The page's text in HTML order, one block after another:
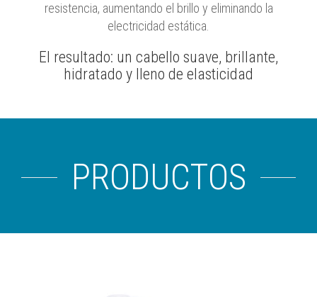
resistencia, aumentando el brillo y eliminando la
electricidad estática.
El resultado: un cabello suave, brillante,
hidratado y lleno de elasticidad
PRODUCTOS